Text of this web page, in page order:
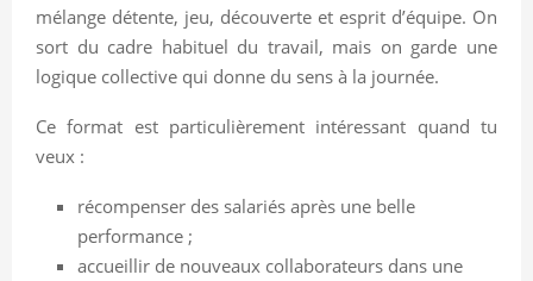
mélange détente, jeu, découverte et esprit d’équipe. On
sort du cadre habituel du travail, mais on garde une
logique collective qui donne du sens à la journée.
Ce format est particulièrement intéressant quand tu
veux :
récompenser des salariés après une belle
performance ;
accueillir de nouveaux collaborateurs dans une